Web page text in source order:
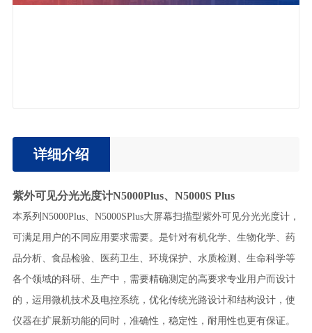
详细介绍
紫外可见分光光度计N5000Plus、N5000S Plus
本系列N5000Plus、N5000SPlus大屏幕扫描型紫外可见分光光度计，
可满足用户的不同应用要求需要。是针对有机化学、生物化学、药
品分析、食品检验、医药卫生、环境保护、水质检测、生命科学等
各个领域的科研、生产中，需要精确测定的高要求专业用户而设计
的，运用微机技术及电控系统，优化传统光路设计和结构设计，使
仪器在扩展新功能的同时，准确性，稳定性，耐用性也更有保证。